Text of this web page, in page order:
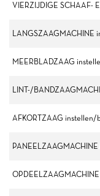
VIERZIJDIGE SCHAAF-
LANGSZAAGMACHINE
MEERBLADZAAG
LINT-/
AFKORTZAAG instellen/